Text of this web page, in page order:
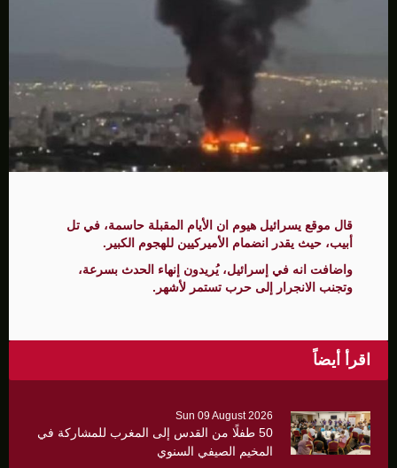
قال موقع يسرائيل هيوم ان الأيام المقبلة حاسمة، في تل
أبيب، حيث يقدر انضمام الأميركيين للهجوم الكبير.
واضافت انه في إسرائيل، يُريدون إنهاء الحدث بسرعة،
وتجنب الانجرار إلى حرب تستمر لأشهر.
اقرأ أيضاً
Sun 09 August 2026
50 طفلًا من القدس إلى المغرب للمشاركة في
المخيم الصيفي السنوي